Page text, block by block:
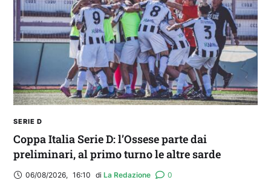
IL CAGLIARI SI PRESENTA A PULA: SEGUI LA
DIRETTA
SERIE D
Coppa Italia Serie D: l’Ossese parte dai
preliminari, al primo turno le altre sarde
06/08/2026, 16:10 di La Redazione 0